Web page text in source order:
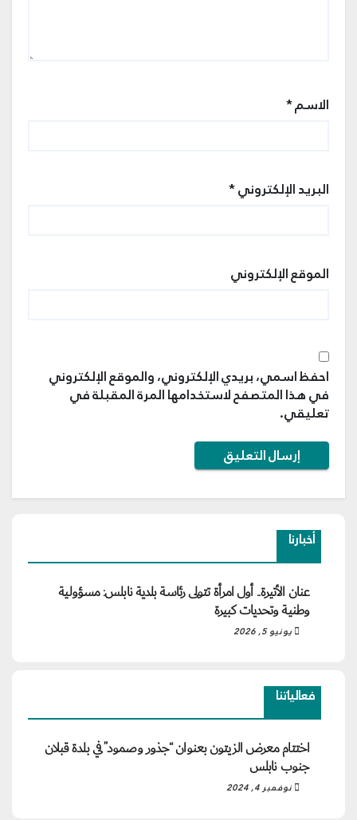
الاسم*
البريد الإلكتروني*
الموقع الإلكتروني
احفظ اسمي، بريدي الإلكتروني، والموقع الإلكتروني
في هذا المتصفح لاستخدامها المرة المقبلة في
تعليقي.
أخبارنا
عنان الأتيرة.. أول امرأة تتولى رئاسة بلدية نابلس: مسؤولية
وطنية وتحديات كبيرة
يونيو 5, 2026
فعالياتنا
اختتام معرض الزيتون بعنوان “جذور وصمود” في بلدة قبلان
جنوب نابلس
نوفمبر 4, 2024